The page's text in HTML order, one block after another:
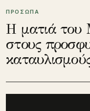
ΠΡΟΣΩΠΑ
Η ματιά του
στους